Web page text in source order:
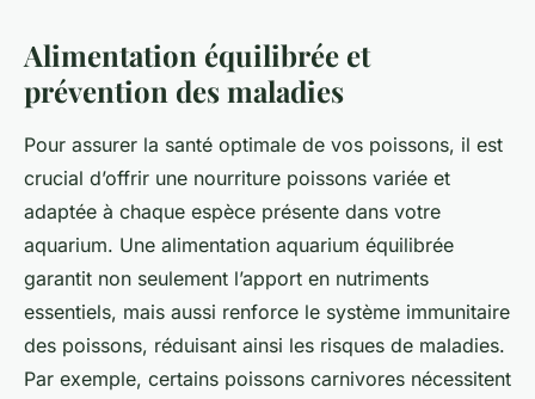
Alimentation équilibrée et
prévention des maladies
Pour assurer la santé optimale de vos poissons, il est
crucial d’offrir une nourriture poissons variée et
adaptée à chaque espèce présente dans votre
aquarium. Une alimentation aquarium équilibrée
garantit non seulement l’apport en nutriments
essentiels, mais aussi renforce le système immunitaire
des poissons, réduisant ainsi les risques de maladies.
Par exemple, certains poissons carnivores nécessitent